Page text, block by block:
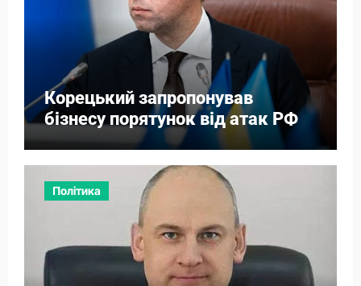
Корецький запропонував
бізнесу порятунок від атак РФ
Політика